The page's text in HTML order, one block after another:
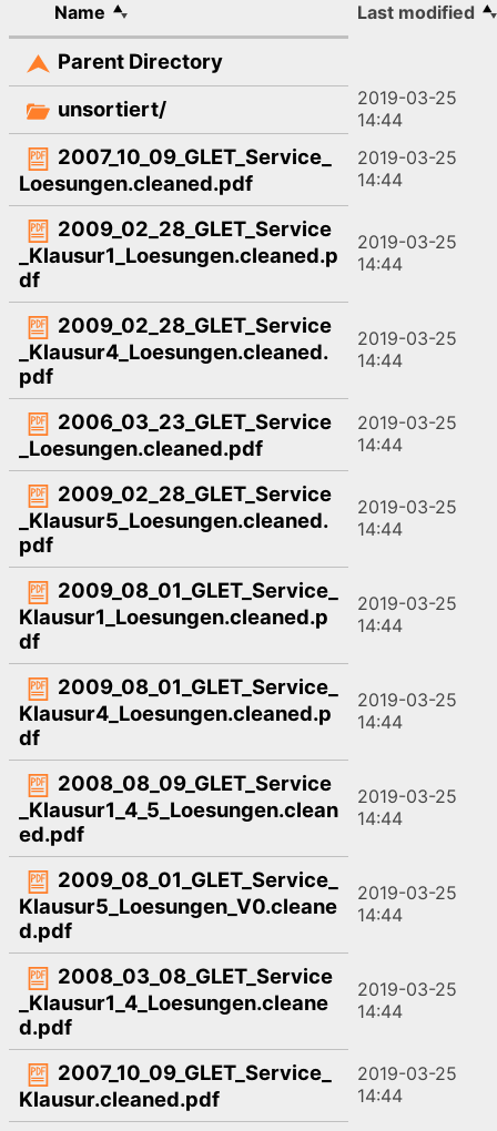
Name Last modified
Parent Directory
unsortiert/
2019-03-25
14:44
2007_10_09_GLET_Service_
Loesungen.cleaned.pdf
2019-03-25
14:44
2009_02_28_GLET_Service
_Klausur1_Loesungen.cleaned.p
df
2019-03-25
14:44
2009_02_28_GLET_Service
_Klausur4_Loesungen.cleaned.
pdf
2019-03-25
14:44
2006_03_23_GLET_Service
_Loesungen.cleaned.pdf
2019-03-25
14:44
2009_02_28_GLET_Service
_Klausur5_Loesungen.cleaned.
pdf
2019-03-25
14:44
2009_08_01_GLET_Service_
Klausur1_Loesungen.cleaned.p
df
2019-03-25
14:44
2009_08_01_GLET_Service_
Klausur4_Loesungen.cleaned.p
df
2019-03-25
14:44
2008_08_09_GLET_Service
_Klausur1_4_5_Loesungen.clean
ed.pdf
2019-03-25
14:44
2009_08_01_GLET_Service_
Klausur5_Loesungen_V0.cleane
d.pdf
2019-03-25
14:44
2008_03_08_GLET_Service
_Klausur1_4_Loesungen.cleane
d.pdf
2019-03-25
14:44
2007_10_09_GLET_Service_
Klausur.cleaned.pdf
2019-03-25
14:44